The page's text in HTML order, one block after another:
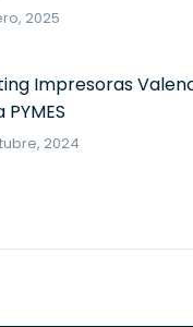
2025
Impresoras
2024